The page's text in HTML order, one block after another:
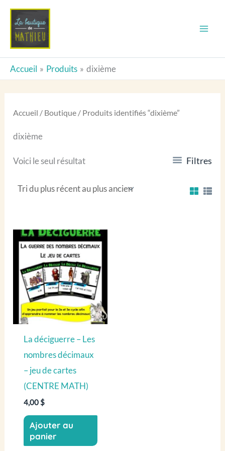
Aller
contenu
Accueil Produits dixième
Accueil / Boutique / Produits identifiés “dixième”
dixième
Voici le seul résultat Filtres
La déciguerre – Les
nombres décimaux
– jeu de cartes
(CENTRE MATH)
4,00 $
Ajouter au
panier